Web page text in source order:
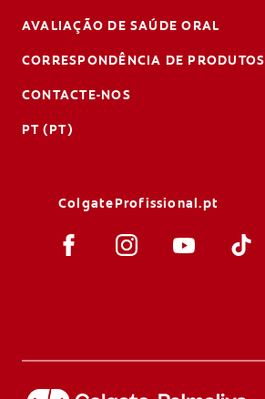
AVALIAÇÃO DE SAÚDE ORAL
CORRESPONDÊNCIA DE PRODUTOS
CONTACTE-NOS
PT (PT)
ColgateProfissional.pt